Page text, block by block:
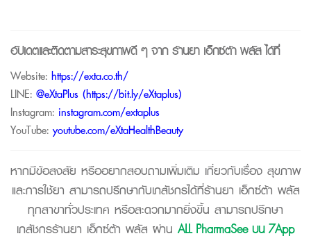
อัปเดตและติดตามสาระสุขภาพดี ๆ จากร้านยา เอ็กซ์ต้า พลัสได้ที่
Website: https://exta.co.th/
LINE: @eXtaPlus (https://bit.ly/eXtaplus)
Instagram: instagram.com/extaplus
YouTube: youtube.com/eXtaHealthBeauty
หากมีข้อสงสัย หรืออยากสอบถามเพิ่มเติม เกี่ยวกับเรื่อง สุขภาพ
และการใช้ยา สามารถปรึกษากับเภสัชกรได้ที่ร้านยา เอ็กซ์ต้า พลัส
ทุกสาขาทั่วประเทศ หรือสะดวกมากยิ่งขึ้น สามารถปรึกษา
เภสัชกรร้านยา เอ็กซ์ต้า พลัส ผ่าน ALL PharmaSee บน 7App